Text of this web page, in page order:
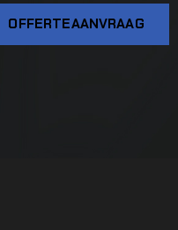
OFFERTEAANVRAAG